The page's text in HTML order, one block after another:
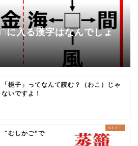
に入る漢字はなんでしょ
「梔子」ってなんて読む？（わこ）じゃ
ないですよ！
"むしかご”で